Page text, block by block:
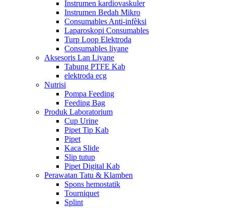
Instrumen kardiovaskuler
Instrumen Bedah Mikro
Consumables Anti-infèksi
Laparoskopi Consumables
Turp Loop Elektroda
Consumables liyane
Aksesoris Lan Liyane
Tabung PTFE Kab
elektroda ecg
Nutrisi
Pompa Feeding
Feeding Bag
Produk Laboratorium
Cup Urine
Pipet Tip Kab
Pipet
Kaca Slide
Slip tutup
Pipet Digital Kab
Perawatan Tatu & Klamben
Spons hemostatik
Tourniquet
Splint